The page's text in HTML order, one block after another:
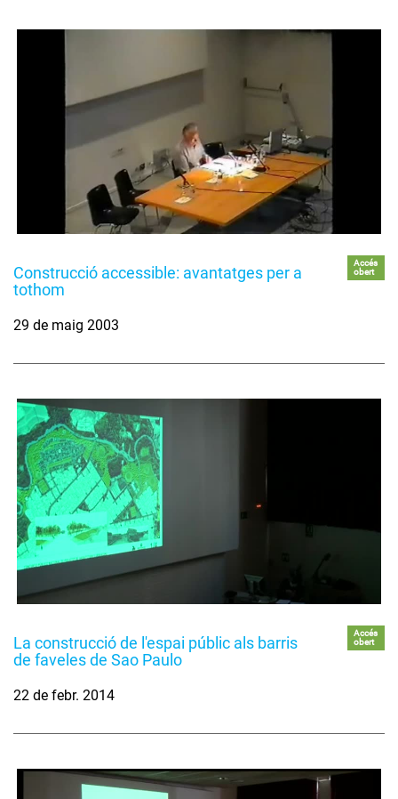
Construcció accessible: avantatges per a
tothom
Accés
obert
29 de maig 2003
La construcció de l'espai públic als barris
de faveles de Sao Paulo
Accés
obert
22 de febr. 2014